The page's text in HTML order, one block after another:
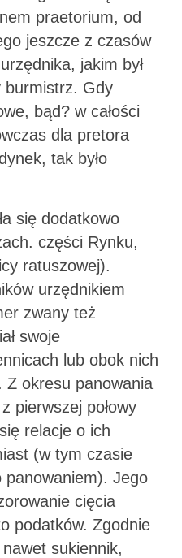
praetorium, od
jeszcze z czasów
jakim był
burmistrz. Gdy
bąd? w całości
dla pretora
tak było
się dodatkowo
części Rynku,
ratuszowej).
urzędnikiem
zwany też
swoje
lub obok nich
okresu panowania
pierwszej połowy
relacje o ich
(w tym czasie
panowaniem). Jego
cięcia
podatków. Zgodnie
sukiennik,